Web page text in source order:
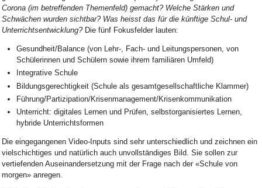
Corona (im betreffenden Themenfeld) gemacht? Welche Stärken und
Schwächen wurden sichtbar? Was heisst das für die künftige Schul- und
Unterrichtsentwicklung? Die fünf Fokusfelder lauten:
Gesundheit/Balance (von Lehr-, Fach- und Leitungspersonen, von
Schülerinnen und Schülern sowie ihrem familiären Umfeld)
Integrative Schule
Bildungsgerechtigkeit (Schule als gesamtgesellschaftliche Klammer)
Führung/Partizipation/Krisenmanagement/Krisenkommunikation
Unterricht: digitales Lernen und Prüfen, selbstorganisiertes Lernen,
hybride Unterrichtsformen
Die eingegangenen Video-Inputs sind sehr unterschiedlich und zeichnen ein
vielschichtiges und natürlich auch unvollständiges Bild. Sie sollen zur
vertiefenden Auseinandersetzung mit der Frage nach der «Schule von
morgen» anregen.